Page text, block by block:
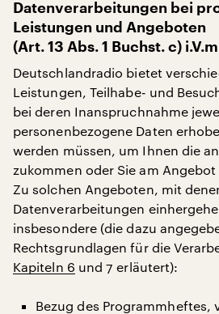
Datenverarbeitungen bei
Leistungen und Angeboten
(Art. 13 Abs. 1 Buchst. c)
Deutschlandradio bietet
Leistungen, Teilhabe- und
bei deren Inanspruchnahme
personenbezogene Daten
werden müssen, um Ihnen die
zukommen oder Sie am
Zu solchen Angeboten, mit
Datenverarbeitungen
insbesondere (die dazu
Rechtsgrundlagen für die
Kapiteln 6 und 7 erläutert):
Bezug des Programmheftes,